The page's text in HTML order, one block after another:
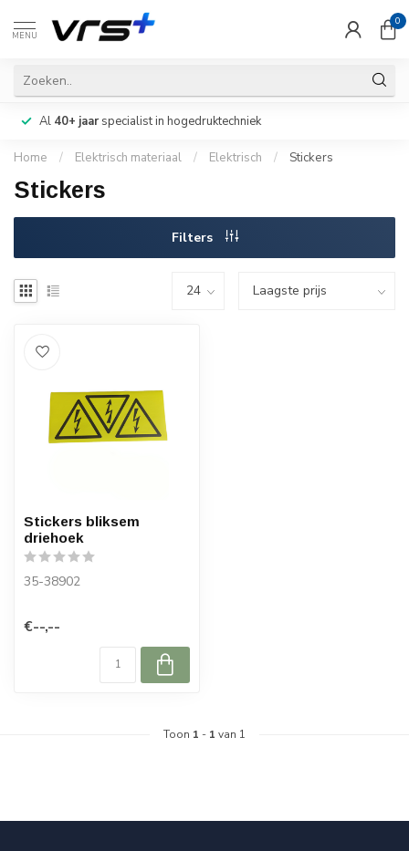
MENU
0
Al 40+ jaarspecialist in hogedruktechniek
Home / Elektrisch materiaal / Elektrisch / Stickers
Stickers
Filters
Stickers bliksem
driehoek
35-38902
€--,--
Toon 1 - 1 van 1